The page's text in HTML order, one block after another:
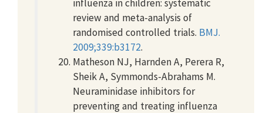
influenza in children: systematic
review and meta-analysis of
randomised controlled trials. BMJ.
2009;339:b3172.
Matheson NJ, Harnden A, Perera R,
Sheik A, Symmonds-Abrahams M.
Neuraminidase inhibitors for
preventing and treating influenza